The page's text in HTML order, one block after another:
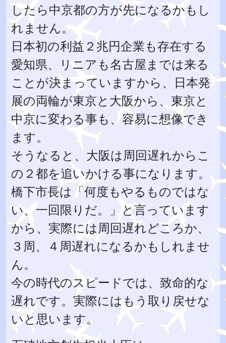
したら中京都の方が先になるかもし
れません。
日本初の利益２兆円企業も存在する
愛知県、リニアも名古屋までは来る
ことが決まっていますから、日本発
展の両輪が東京と大阪から、東京と
中京に変わる事も、容易に想像でき
ます。
そうなると、大阪は周回遅れからこ
の２都を追いかける事になります。
橋下市長は「何度もやるものではな
い、一回限りだ。」と言っています
から、実際には周回遅れどころか、
３周、４周遅れになるかもしれませ
ん。
今の時代のスピードでは、致命的な
遅れです。実際にはもう取り戻せな
いと思います。